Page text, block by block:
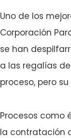
Uno de los
Corporación
se han
a las regalías
proceso, pero
Procesos como
la contratación